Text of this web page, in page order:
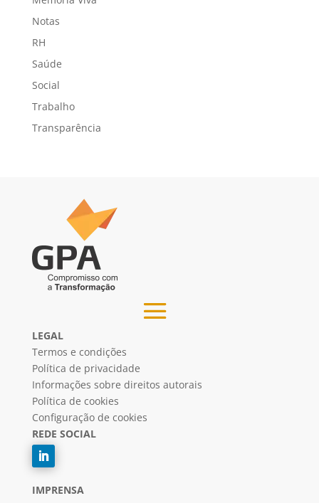
Notas
RH
Saúde
Social
Trabalho
Transparência
LEGAL
Termos e condições
Política de privacidade
Informações sobre direitos autorais
Política de cookies
Configuração de cookies
REDE SOCIAL
IMPRENSA